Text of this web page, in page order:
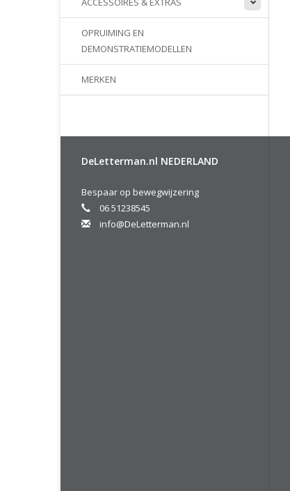
OPRUIMING EN
DEMONSTRATIEMODELLEN
MERKEN
DeLetterman.nl NEDERLAND
Bespaar op bewegwijzering
06 51238545
info@DeLetterman.nl